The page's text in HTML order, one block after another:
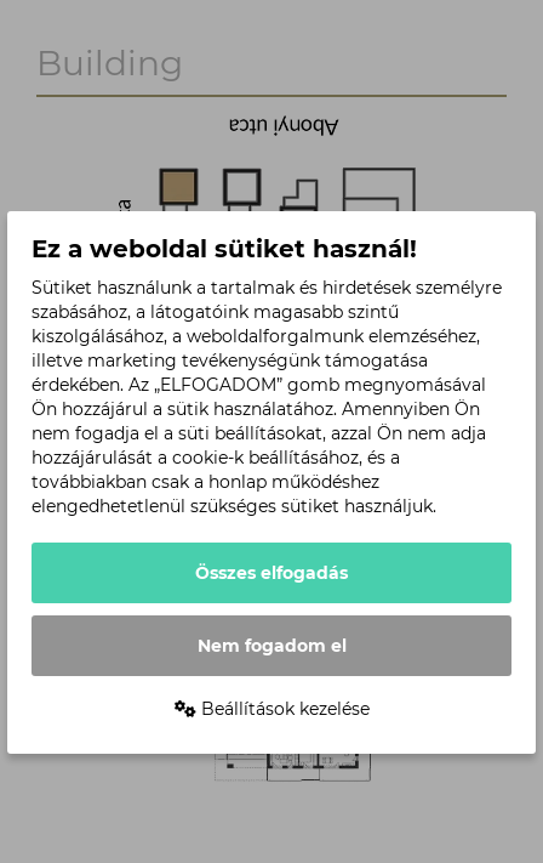
Building
Ez a weboldal sütiket használ!
Sütiket használunk a tartalmak és hirdetések személyre
szabásához, a látogatóink magasabb szintű
kiszolgálásához, a weboldalforgalmunk elemzéséhez,
illetve marketing tevékenységünk támogatása
érdekében. Az „ELFOGADOM” gomb megnyomásával
Ön hozzájárul a sütik használatához. Amennyiben Ön
nem fogadja el a süti beállításokat, azzal Ön nem adja
hozzájárulását a cookie-k beállításához, és a
továbbiakban csak a honlap működéshez
elengedhetetlenül szükséges sütiket használjuk.
Összes elfogadás
Nem fogadom el
Beállítások kezelése